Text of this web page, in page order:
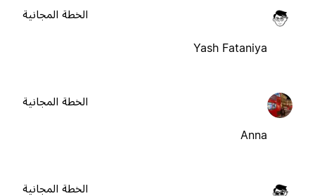
Yash Fataniya
الخطة المجانية
Anna
الخطة المجانية
الخطة المجانية